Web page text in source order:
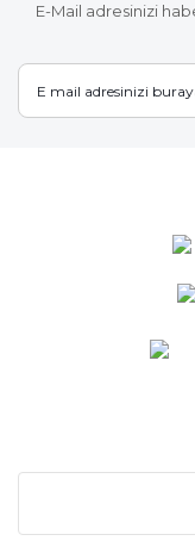
E-Mail adresinizi